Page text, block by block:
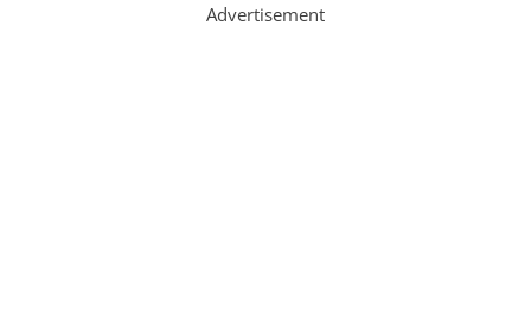
Advertisement